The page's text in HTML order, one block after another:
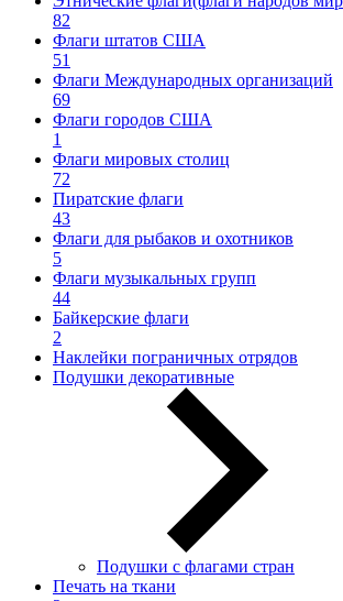
82
Флаги штатов США
51
Флаги Международных организаций
69
Флаги городов США
1
Флаги мировых столиц
72
Пиратские флаги
43
Флаги для рыбаков и охотников
5
Флаги музыкальных групп
44
Байкерские флаги
2
Наклейки пограничных отрядов
Подушки декоративные
Подушки с флагами стран
Печать на ткани